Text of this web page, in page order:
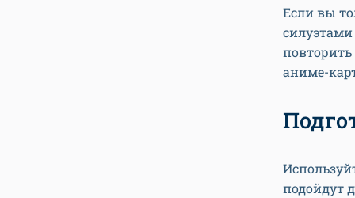
Если вы
аниме-
подойдут